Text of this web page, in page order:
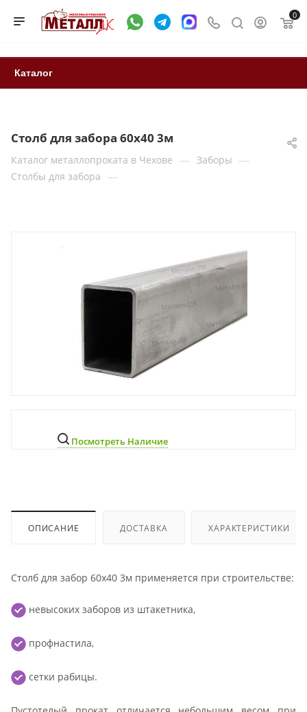
0
Каталог
Столб для забора 60x40 3м
Каталог металлопроката в Чехове — Заборы —
Столбы для забора —
Посмотреть Наличие
ОПИСАНИЕ ДОСТАВКА ХАРАКТЕРИСТИКИ
Столб для забор 60x40 3м применяется при строительстве:
невысоких заборов из штакетника,
профнастила,
сетки рабицы.